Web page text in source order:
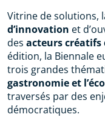
Vitrine de solutions,
d’innovation et
des acteurs
édition, la Biennale
trois grandes
gastronomie et
traversés par des
démocratiques.